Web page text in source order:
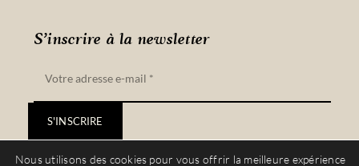
S’inscrire à la newsletter
S'INSCRIRE
Nous utilisons des cookies pour vous offrir la meilleure expérience